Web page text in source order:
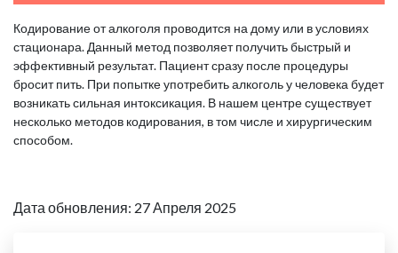
Кодирование от алкоголя проводится на дому или в условиях
стационара. Данный метод позволяет получить быстрый и
эффективный результат. Пациент сразу после процедуры
бросит пить. При попытке употребить алкоголь у человека будет
возникать сильная интоксикация. В нашем центре существует
несколько методов кодирования, в том числе и хирургическим
способом.
Дата обновления: 27 Апреля 2025